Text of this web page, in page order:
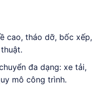
cao, tháo dỡ, bốc xếp,
đa dạng: xe tải,
mô công trình.